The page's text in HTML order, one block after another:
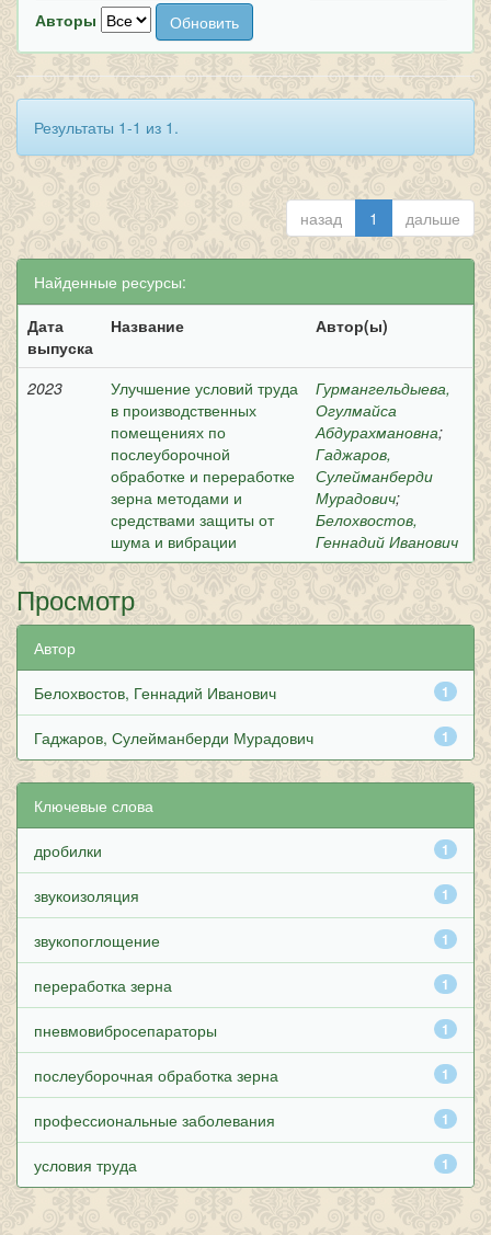
Авторы
Результаты 1-1 из 1.
назад 1 дальше
Найденные ресурсы:
Дата
выпуска
Название Автор(ы)
2023
Улучшение условий труда
в производственных
помещениях по
послеуборочной
обработке и переработке
зерна методами и
средствами защиты от
шума и вибрации
Гурмангельдыева,
Огулмайса
Абдурахмановна;
Гаджаров,
Сулейманберди
Мурадович;
Белохвостов,
Геннадий Иванович
Просмотр
Автор
1
Белохвостов, Геннадий Иванович
1
Гаджаров, Сулейманберди Мурадович
Ключевые слова
1
дробилки
1
звукоизоляция
1
звукопоглощение
1
переработка зерна
1
пневмовибросепараторы
1
послеуборочная обработка зерна
1
профессиональные заболевания
1
условия труда